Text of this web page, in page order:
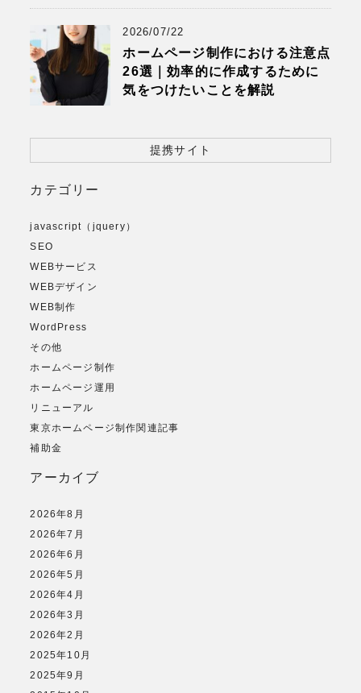
2026/07/22
ホームページ制作における注意点
26選｜効率的に作成するために
気をつけたいことを解説
提携サイト
カテゴリー
javascript（jquery）
SEO
WEBサービス
WEBデザイン
WEB制作
WordPress
その他
ホームページ制作
ホームページ運用
リニューアル
東京ホームページ制作関連記事
補助金
アーカイブ
2026年8月
2026年7月
2026年6月
2026年5月
2026年4月
2026年3月
2026年2月
2025年10月
2025年9月